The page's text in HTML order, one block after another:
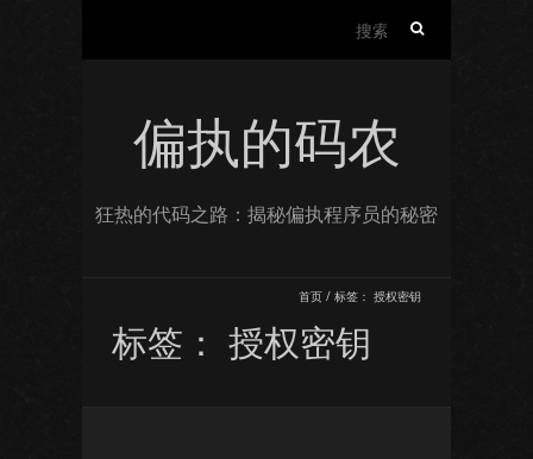
偏执的码农
狂热的代码之路：揭秘偏执程序员的秘密
首页 / 标签： 授权密钥
标签： 授权密钥